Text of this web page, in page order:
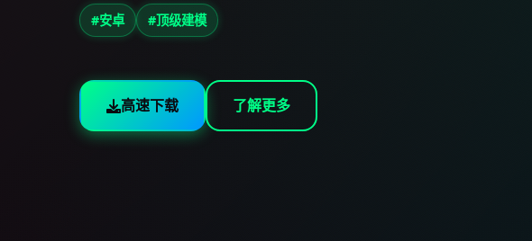
#安卓 #顶级建模
高速下载 了解更多